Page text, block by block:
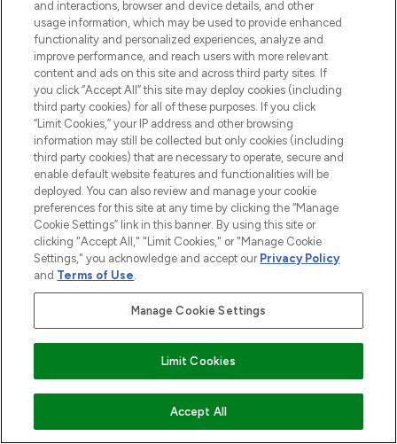
ZUM WARENKORB HINZUFÜGEN
MELDE DICH FÜR UNSEREN NEWSLETTER AN
ANMELDEN
LOOKFANTASTIC ist Europas ultimativer
Beauty-Onlineshop mit den besten
Produkten aus Haut- und Haarpflege
sowie Make-Up von über 200
renommierten Marken. Shoppe online
and interactions, browser and device details, and other
usage information, which may be used to provide enhanced
functionality and personalized experiences, analyze and
improve performance, and reach users with more relevant
content and ads on this site and across third party sites. If
you click “Accept All” this site may deploy cookies (including
third party cookies) for all of these purposes. If you click
“Limit Cookies,” your IP address and other browsing
information may still be collected but only cookies (including
third party cookies) that are necessary to operate, secure and
enable default website features and functionalities will be
deployed. You can also review and manage your cookie
preferences for this site at any time by clicking the “Manage
Cookie Settings” link in this banner. By using this site or
clicking "Accept All," "Limit Cookies," or "Manage Cookie
Settings," you acknowledge and accept our Privacy Policy
and Terms of Use.
Manage Cookie Settings
Limit Cookies
Accept All